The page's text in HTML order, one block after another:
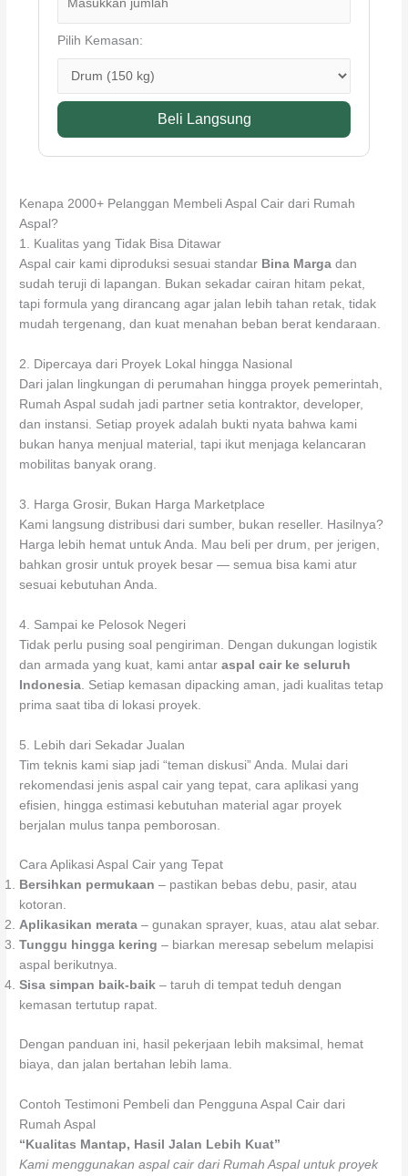
Pilih Kemasan:
Beli Langsung
Kenapa 2000+ Pelanggan Membeli Aspal Cair dari Rumah
Aspal?
1. Kualitas yang Tidak Bisa Ditawar
Aspal cair kami diproduksi sesuai standar Bina Marga dan
sudah teruji di lapangan. Bukan sekadar cairan hitam pekat,
tapi formula yang dirancang agar jalan lebih tahan retak, tidak
mudah tergenang, dan kuat menahan beban berat kendaraan.
2. Dipercaya dari Proyek Lokal hingga Nasional
Dari jalan lingkungan di perumahan hingga proyek pemerintah,
Rumah Aspal sudah jadi partner setia kontraktor, developer,
dan instansi. Setiap proyek adalah bukti nyata bahwa kami
bukan hanya menjual material, tapi ikut menjaga kelancaran
mobilitas banyak orang.
3. Harga Grosir, Bukan Harga Marketplace
Kami langsung distribusi dari sumber, bukan reseller. Hasilnya?
Harga lebih hemat untuk Anda. Mau beli per drum, per jerigen,
bahkan grosir untuk proyek besar — semua bisa kami atur
sesuai kebutuhan Anda.
4. Sampai ke Pelosok Negeri
Tidak perlu pusing soal pengiriman. Dengan dukungan logistik
dan armada yang kuat, kami antaraspal cair ke seluruh
Indonesia . Setiap kemasan dipacking aman, jadi kualitas tetap
prima saat tiba di lokasi proyek.
5. Lebih dari Sekadar Jualan
Tim teknis kami siap jadi “teman diskusi” Anda. Mulai dari
rekomendasi jenis aspal cair yang tepat, cara aplikasi yang
efisien, hingga estimasi kebutuhan material agar proyek
berjalan mulus tanpa pemborosan.
Cara Aplikasi Aspal Cair yang Tepat
Bersihkan permukaan – pastikan bebas debu, pasir, atau
kotoran.
Aplikasikan merata – gunakan sprayer, kuas, atau alat sebar.
Tunggu hingga kering – biarkan meresap sebelum melapisi
aspal berikutnya.
Sisa simpan baik-baik – taruh di tempat teduh dengan
kemasan tertutup rapat.
Dengan panduan ini, hasil pekerjaan lebih maksimal, hemat
biaya, dan jalan bertahan lebih lama.
Contoh Testimoni Pembeli dan Pengguna Aspal Cair dari
Rumah Aspal
“Kualitas Mantap, Hasil Jalan Lebih Kuat”
Kami menggunakan aspal cair dari Rumah Aspal untuk proyek